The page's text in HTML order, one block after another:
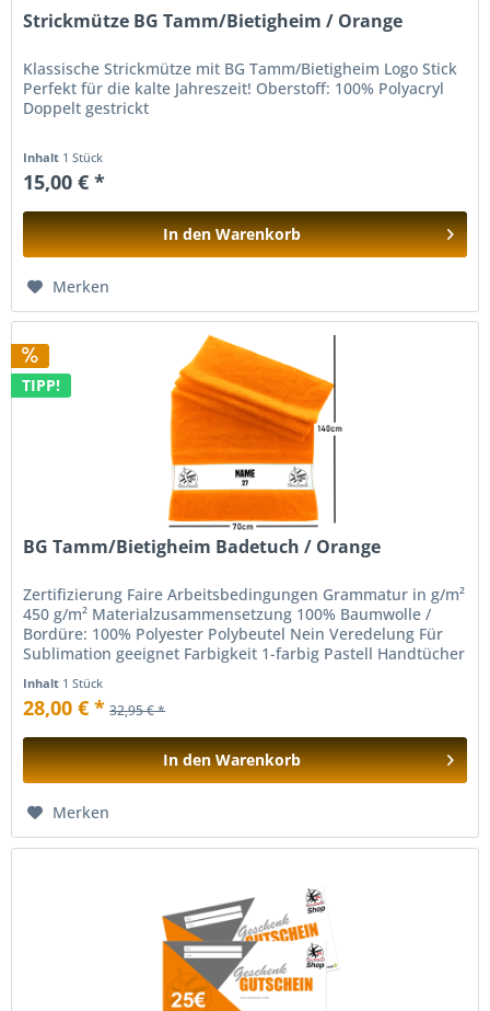
Strickmütze BG Tamm/Bietigheim / Orange
Klassische Strickmütze mit BG Tamm/Bietigheim Logo Stick
Perfekt für die kalte Jahreszeit! Oberstoff: 100% Polyacryl
Doppelt gestrickt
Inhalt 1 Stück
15,00 € *
In den Warenkorb
Merken
TIPP!
BG Tamm/Bietigheim Badetuch / Orange
Zertifizierung Faire Arbeitsbedingungen Grammatur in g/m²
450 g/m² Materialzusammensetzung 100% Baumwolle /
Bordüre: 100% Polyester Polybeutel Nein Veredelung Für
Sublimation geeignet Farbigkeit 1-farbig Pastell Handtücher
Inhalt 1 Stück
28,00 € * 32,95 € *
In den Warenkorb
Merken